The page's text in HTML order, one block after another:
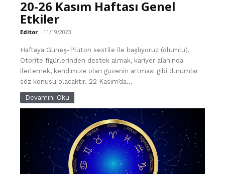
20-26 Kasım Haftası Genel
Etkiler
Editor - 11/19/2023
Haftaya Güneş-Plüton sextile ile başlıyoruz (olumlu).
Otorite figürlerinden destek almak, kariyer alanında
ilerlemek, kendimize olan güvenin artması gibi durumlar
söz konusu olacaktır. 22 Kasım’da...
Devamını Oku